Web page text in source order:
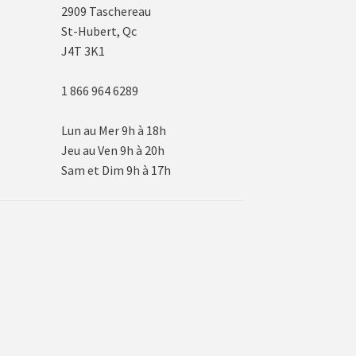
2909 Taschereau
St-Hubert, Qc
J4T 3K1
1 866 964 6289
Lun au Mer 9h à 18h
Jeu au Ven 9h à 20h
Sam et Dim 9h à 17h